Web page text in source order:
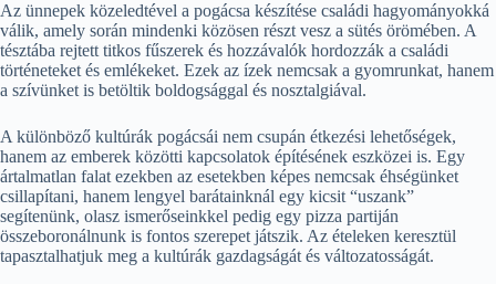
Az ünnepek közeledtével a pogácsa készítése családi hagyományokká
válik, amely során mindenki közösen részt vesz a sütés örömében. A
tésztába rejtett titkos fűszerek és hozzávalók hordozzák a családi
történeteket és emlékeket. Ezek az ízek nemcsak a gyomrunkat, hanem
a szívünket is betöltik boldogsággal és nosztalgiával.
A különböző kultúrák pogácsái nem csupán étkezési lehetőségek,
hanem az emberek közötti kapcsolatok építésének eszközei is. Egy
ártalmatlan falat ezekben az esetekben képes nemcsak éhségünket
csillapítani, hanem lengyel barátainknál egy kicsit “uszank”
segítenünk, olasz ismerőseinkkel pedig egy pizza partiján
összeboronálnunk is fontos szerepet játszik. Az ételeken keresztül
tapasztalhatjuk meg a kultúrák gazdagságát és változatosságát.